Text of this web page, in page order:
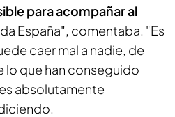
para acompañar al
España", comentaba. "Es
caer mal a nadie, de
lo que han conseguido
absolutamente